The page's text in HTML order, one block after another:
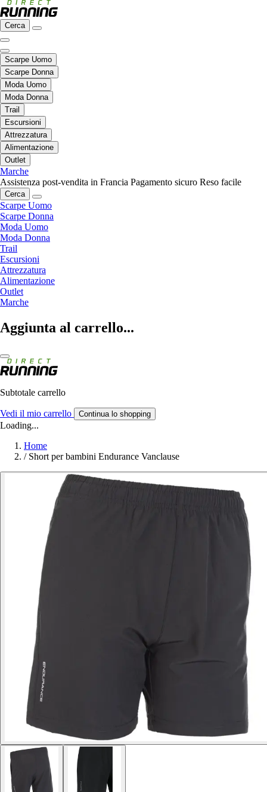
Cerca
Scarpe Uomo
Scarpe Donna
Moda Uomo
Moda Donna
Trail
Escursioni
Attrezzatura
Alimentazione
Outlet
Marche
Assistenza post-vendita in Francia Pagamento sicuro Reso facile
Cerca
Scarpe Uomo
Scarpe Donna
Moda Uomo
Moda Donna
Trail
Escursioni
Attrezzatura
Alimentazione
Outlet
Marche
Aggiunta al carrello...
Subtotale carrello
Vedi il mio carrello Continua lo shopping
Loading...
Home
/ Short per bambini Endurance Vanclause